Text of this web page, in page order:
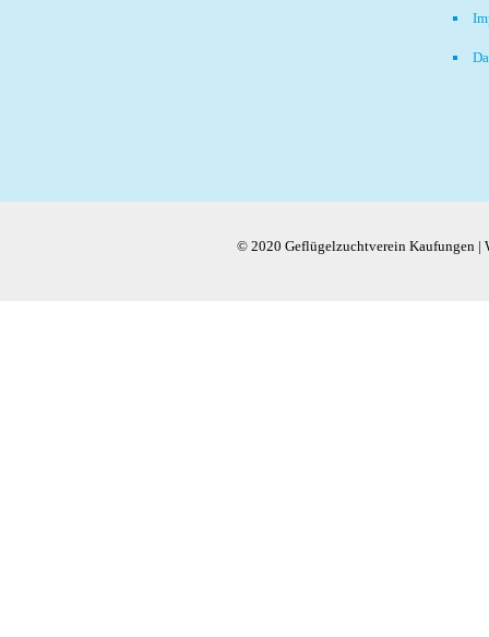
© 2020 Geflügelzuchtverein Kaufungen |